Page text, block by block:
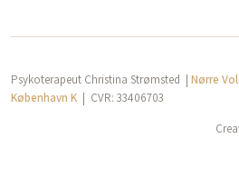
Psykoterapeut Christina Strømsted |Nørre
København K | CVR​: 33406703